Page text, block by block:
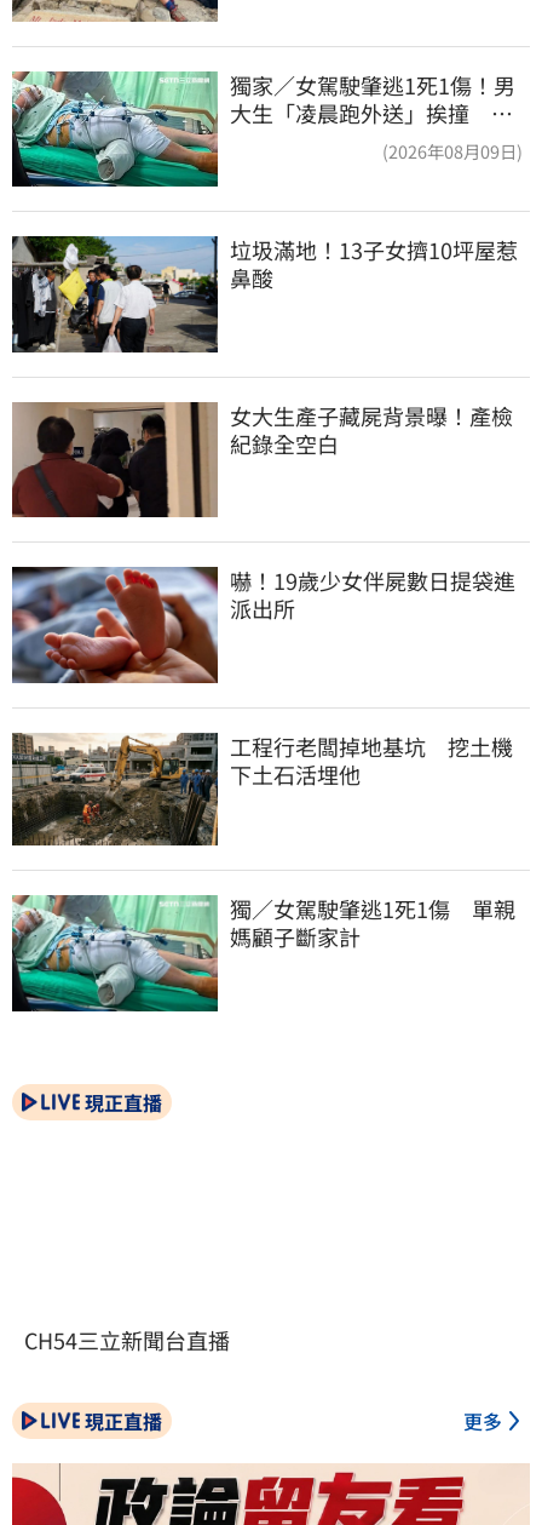
獨家／女駕駛肇逃1死1傷！男
大生「凌晨跑外送」挨撞 媽
(2026年08月09日)
垃圾滿地！13子女擠10坪屋惹
鼻酸
女大生產子藏屍背景曝！產檢
紀錄全空白
嚇！19歲少女伴屍數日提袋進
派出所
工程行老闆掉地基坑　挖土機
下土石活埋他
獨／女駕駛肇逃1死1傷　單親
媽顧子斷家計
現正直播
CH54三立新聞台直播
現正直播 更多